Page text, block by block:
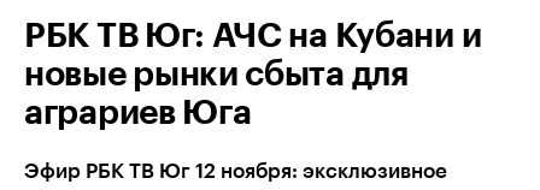
РБК ТВ Юг: АЧС на Кубани и
новые рынки сбыта для
аграриев Юга
Эфир РБК ТВ Юг 12 ноября: эксклюзивное